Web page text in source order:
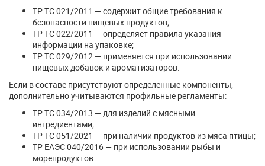
ТР ТС 021/2011 — содержит общие требования к
безопасности пищевых продуктов;
ТР ТС 022/2011 — определяет правила указания
информации на упаковке;
ТР ТС 029/2012 — применяется при использовании
пищевых добавок и ароматизаторов.
Если в составе присутствуют определенные компоненты,
дополнительно учитываются профильные регламенты:
ТР ТС 034/2013 — для изделий с мясными
ингредиентами;
ТР ТС 051/2021 — при наличии продуктов из мяса птицы;
ТР ЕАЭС 040/2016 — при использовании рыбы и
морепродуктов.